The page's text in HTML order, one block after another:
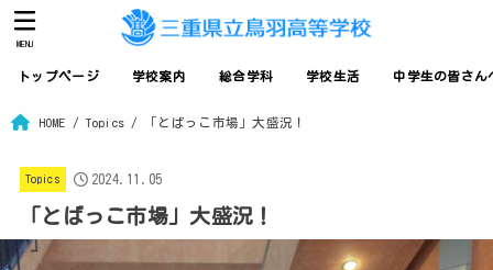
トップページ 学校案内 総合学科 学校生活 中学生の皆さん
MENU
HOME Topics 「とばっこ市場」大盛況！
Topics 2024.11.05
「とばっこ市場」大盛況！